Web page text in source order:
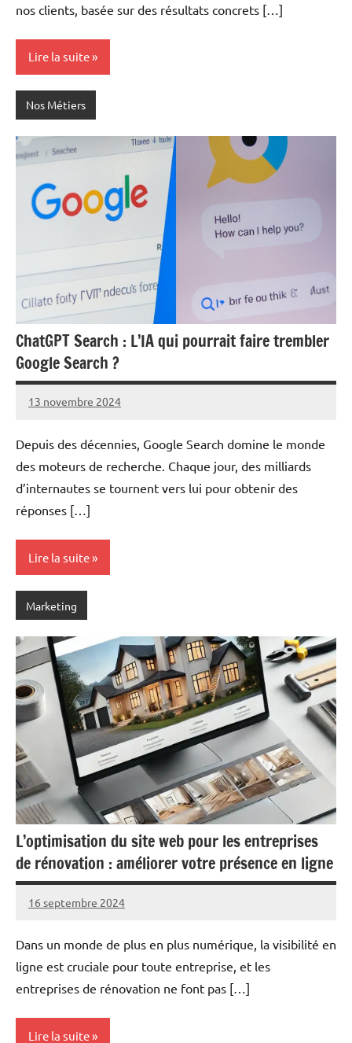
nos clients, basée sur des résultats concrets […]
Lire la suite
Nos Métiers
ChatGPT Search : L’IA qui pourrait faire trembler
Google Search ?
13 novembre 2024
Marc
Depuis des décennies, Google Search domine le monde
des moteurs de recherche. Chaque jour, des milliards
d’internautes se tournent vers lui pour obtenir des
réponses […]
Lire la suite
Marketing
L’optimisation du site web pour les entreprises
de rénovation : améliorer votre présence en ligne
16 septembre 2024
Marc
Dans un monde de plus en plus numérique, la visibilité en
ligne est cruciale pour toute entreprise, et les
entreprises de rénovation ne font pas […]
Lire la suite